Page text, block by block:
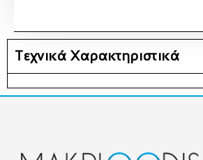
Τεχνικά Χαρακτηριστικά